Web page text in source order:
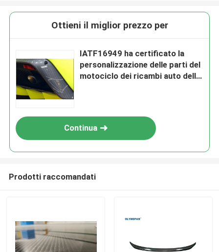
Ottieni il miglior prezzo per
IATF16949 ha certificato la
personalizzazione delle parti del
motociclo dei ricambi auto della
Continua
Prodotti raccomandati